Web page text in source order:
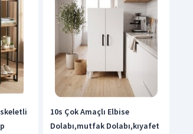
10s Çok Amaçlı Elbise
Dolabı,mutfak Dolabı,kıyafet